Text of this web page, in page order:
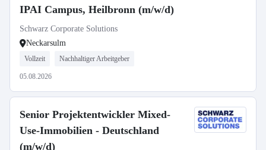
IPAI Campus, Heilbronn (m/w/d)
Schwarz Corporate Solutions
Neckarsulm
Vollzeit Nachhaltiger Arbeitgeber
05.08.2026
Senior Projektentwickler Mixed-
Use-Immobilien - Deutschland
(m/w/d)